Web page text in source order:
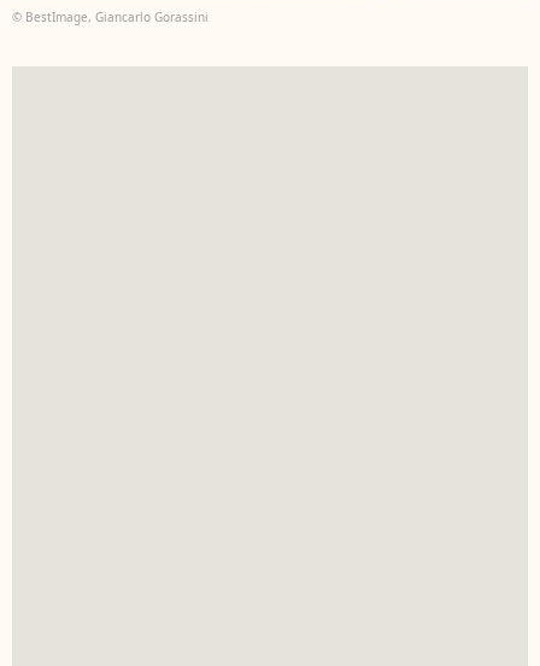
© BestImage, Giancarlo Gorassini